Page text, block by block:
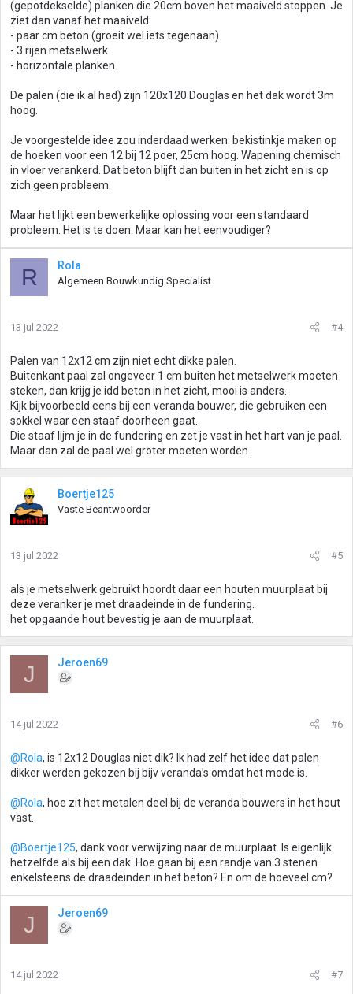
(gepotdekselde) planken die 20cm boven het maaiveld stoppen. Je
ziet dan vanaf het maaiveld:
- paar cm beton (groeit wel iets tegenaan)
- 3 rijen metselwerk
- horizontale planken.
De palen (die ik al had) zijn 120x120 Douglas en het dak wordt 3m
hoog.
Je voorgestelde idee zou inderdaad werken: bekistinkje maken op
de hoeken voor een 12 bij 12 poer, 25cm hoog. Wapening chemisch
in vloer verankerd. Dat beton blijft dan buiten in het zicht en is op
zich geen probleem.
Maar het lijkt een bewerkelijke oplossing voor een standaard
probleem. Het is te doen. Maar kan het eenvoudiger?
R Rola
Algemeen Bouwkundig Specialist
13 jul 2022 #4
Palen van 12x12 cm zijn niet echt dikke palen.
Buitenkant paal zal ongeveer 1 cm buiten het metselwerk moeten
steken, dan krijg je idd beton in het zicht, mooi is anders.
Kijk bijvoorbeeld eens bij een veranda bouwer, die gebruiken een
sokkel waar een staaf doorheen gaat.
Die staaf lijm je in de fundering en zet je vast in het hart van je paal.
Maar dan zal de paal wel groter moeten worden.
Boertje125
Vaste Beantwoorder
13 jul 2022 #5
als je metselwerk gebruikt hoordt daar een houten muurplaat bij
deze veranker je met draadeinde in de fundering.
het opgaande hout bevestig je aan de muurplaat.
J Jeroen69
14 jul 2022 #6
@Rola, is 12x12 Douglas niet dik? Ik had zelf het idee dat palen
dikker werden gekozen bij bijv veranda’s omdat het mode is.
@Rola, hoe zit het metalen deel bij de veranda bouwers in het hout
vast.
@Boertje125, dank voor verwijzing naar de muurplaat. Is eigenlijk
hetzelfde als bij een dak. Hoe gaan bij een randje van 3 stenen
enkelsteens de draadeinden in het beton? En om de hoeveel cm?
J Jeroen69
14 jul 2022 #7